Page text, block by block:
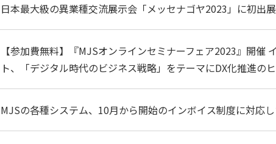
日本最大級の異業種交流展示会「メッセナゴヤ2023」に初出展
【参加費無料】『MJSオンラインセミナーフェア2023』開催
ト、「デジタル時代のビジネス戦略」をテーマにDX化推進の
MJSの各種システム、10月から開始のインボイス制度に対